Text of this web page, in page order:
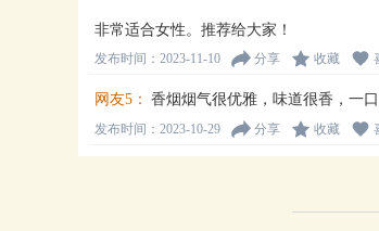
非常适合女性。推荐给大家！
发布时间：2023-11-10 分享 收藏
网友5： 香烟烟气很优雅，味道很香，一
发布时间：2023-10-29 分享 收藏